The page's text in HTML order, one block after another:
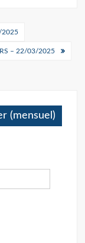
2025
– 22/03/2025
(mensuel)